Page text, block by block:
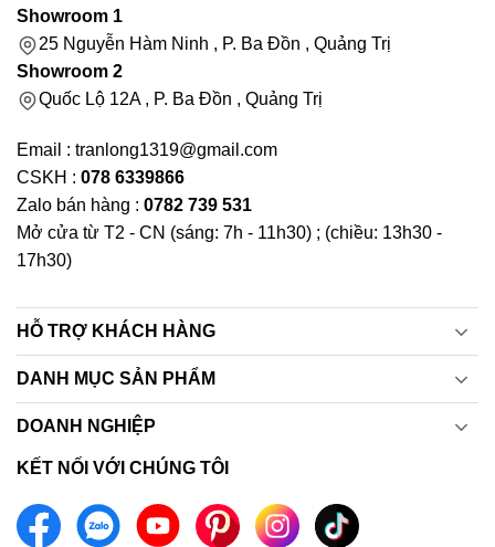
Showroom 1
25 Nguyễn Hàm Ninh , P. Ba Đồn , Quảng Trị
Showroom 2
Quốc Lộ 12A , P. Ba Đồn , Quảng Trị
Email : tranlong1319@gmail.com
CSKH : 078 6339866
Zalo bán hàng : 0782 739 531
Mở cửa từ T2 - CN (sáng: 7h - 11h30) ; (chiều: 13h30 -
17h30)
HỖ TRỢ KHÁCH HÀNG
DANH MỤC SẢN PHẨM
DOANH NGHIỆP
KẾT NỐI VỚI CHÚNG TÔI